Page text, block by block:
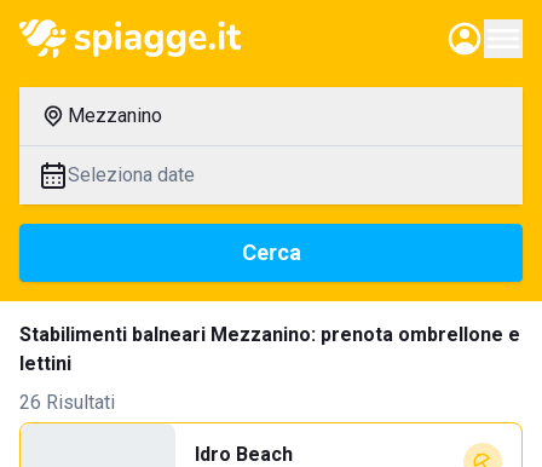
Mezzanino
Seleziona date
Cerca
Stabilimenti balneari Mezzanino: prenota ombrellone e
lettini
26 Risultati
Idro Beach